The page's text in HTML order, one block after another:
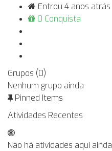
Entrou 4 anos atrás
0 Conquista
Grupos (0)
Nenhum grupo ainda
Pinned Items
Atividades Recentes
Não há atividades aqui ainda